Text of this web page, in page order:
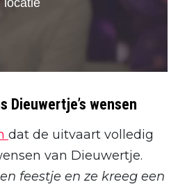
Dieuwertje’s wensen
dat de uitvaart volledig
van Dieuwertje.
feestje en ze kreeg een